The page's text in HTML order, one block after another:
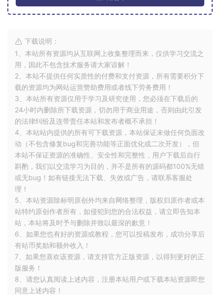
下载说明：
1、本站所有资源均从互联网上收集整理而来，仅供学习交流之
用，因此不包含技术服务请大家谅解！
2、本站不提供任何实质性的付费和支付资源，所有需要积分下
载的资源均为网站运营赞助费用或者线下劳务费用！
3、本站所有资源仅用于学习及研究使用，您必须在下载后的
24小时内删除所下载资源，切勿用于商业用途，否则由此引发
的法律纠纷及连带责任本站和发布者概不承担！
4、本站站内提供的所有可下载资源，本站保证未做任何负面改
动（不包含修复bug和完善功能等正面优化或二次开发），但
本站不保证资源的准确性、安全性和完整性，用户下载后自行
斟酌，我们以交流学习为目的，并不是所有的源码都100%无错
或无bug！如有链接无法下载、失效或广告，请联系客服处
理！
5、本站资源除标明原创外均来自网络整理，版权归原作者或本
站特约原创作者所有，如侵犯到您的合法权益，请立即告知本
站，本站将及时予与删除并致以最深的歉意！
6、如果您也有好的资源或教程，您可以投稿发布，成功分享后
有站币奖励和额外收入！
7、如果您喜欢该资源，请支持官方正版资源，以得到更好的正
版服务！
8、请您认真阅读上述内容，注册本站用户或下载本站资源即您
同意上述内容！